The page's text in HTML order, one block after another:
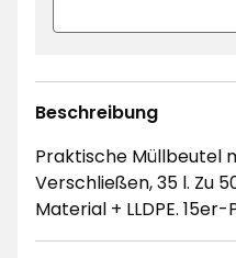
Beschreibung
Praktische Müllbeutel
Verschließen, 35 l. Zu
Material + LLDPE. 15er-